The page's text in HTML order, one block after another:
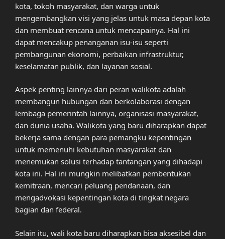
kota, tokoh masyarakat, dan warga untuk
mengembangkan visi yang jelas untuk masa depan kota
dan membuat rencana untuk mencapainya. Hal ini
dapat mencakup penanganan isu-isu seperti
pembangunan ekonomi, perbaikan infrastruktur,
keselamatan publik, dan layanan sosial.
Aspek penting lainnya dari peran walikota adalah
membangun hubungan dan berkolaborasi dengan
lembaga pemerintah lainnya, organisasi masyarakat,
dan dunia usaha. Walikota yang baru diharapkan dapat
bekerja sama dengan para pemangku kepentingan
untuk memenuhi kebutuhan masyarakat dan
menemukan solusi terhadap tantangan yang dihadapi
kota ini. Hal ini mungkin melibatkan pembentukan
kemitraan, mencari peluang pendanaan, dan
mengadvokasi kepentingan kota di tingkat negara
bagian dan federal.
Selain itu, wali kota baru diharapkan bisa aksesibel dan